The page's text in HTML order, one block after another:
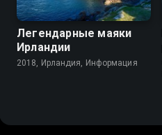
Легендарные маяки
Ирландии
2018, Ирландия, Информация